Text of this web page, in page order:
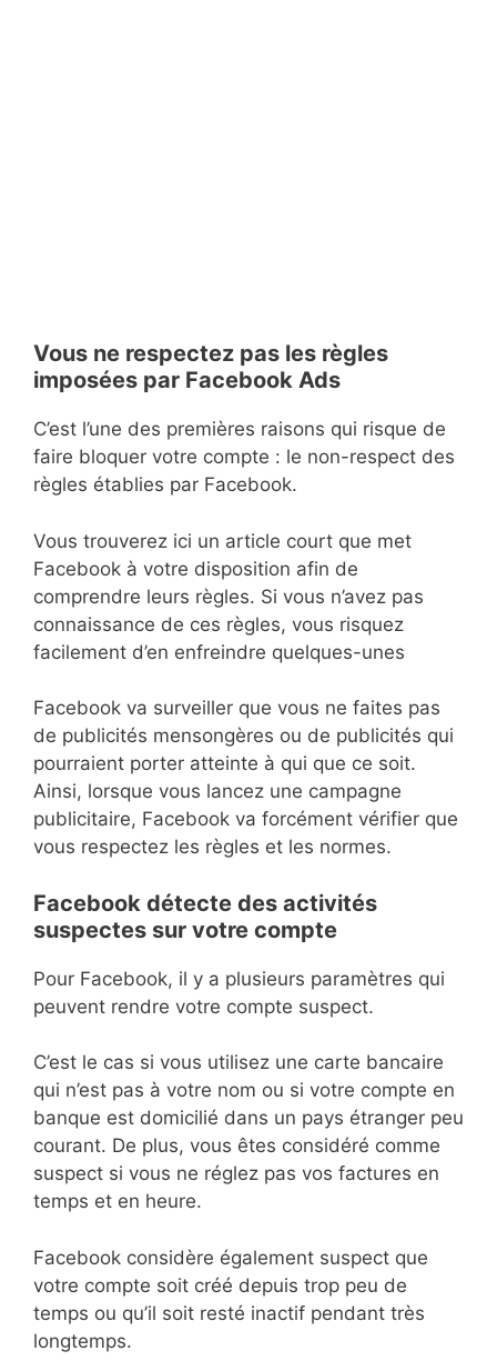
Vous ne respectez pas les règles
imposées par Facebook Ads
C’est l’une des premières raisons qui risque de
faire bloquer votre compte : le non-respect des
règles établies par Facebook.
Vous trouverez ici un article court que met
Facebook à votre disposition afin de
comprendre leurs règles. Si vous n’avez pas
connaissance de ces règles, vous risquez
facilement d’en enfreindre quelques-unes
Facebook va surveiller que vous ne faites pas
de publicités mensongères ou de publicités qui
pourraient porter atteinte à qui que ce soit.
Ainsi, lorsque vous lancez une campagne
publicitaire, Facebook va forcément vérifier que
vous respectez les règles et les normes.
Facebook détecte des activités
suspectes sur votre compte
Pour Facebook, il y a plusieurs paramètres qui
peuvent rendre votre compte suspect.
C’est le cas si vous utilisez une carte bancaire
qui n’est pas à votre nom ou si votre compte en
banque est domicilié dans un pays étranger peu
courant. De plus, vous êtes considéré comme
suspect si vous ne réglez pas vos factures en
temps et en heure.
Facebook considère également suspect que
votre compte soit créé depuis trop peu de
temps ou qu’il soit resté inactif pendant très
longtemps.